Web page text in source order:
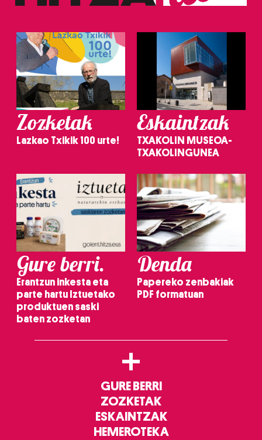
Zozketak
Lazkao Txikik 100 urte!
Eskaintzak
TXAKOLIN MUSEOA-
TXAKOLINGUNEA
Gure berri.
Erantzun inkesta eta
parte hartu Iztuetako
produktuen saski
baten zozketan
Denda
Papereko zenbakiak
PDF formatuan
+
GURE BERRI
ZOZKETAK
ESKAINTZAK
HEMEROTEKA